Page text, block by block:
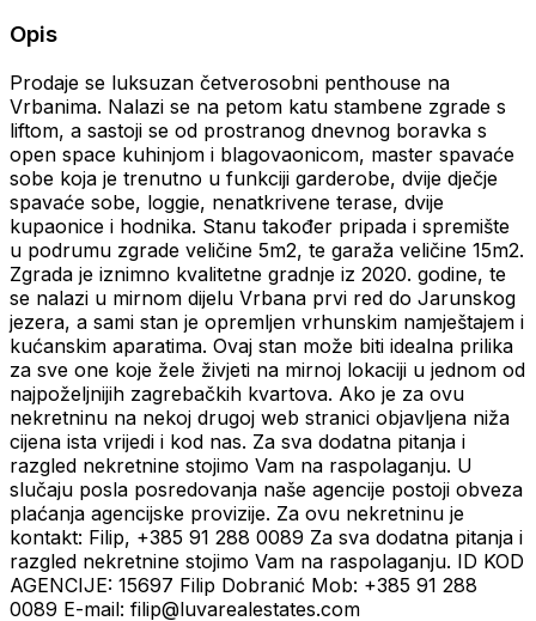
Opis
Prodaje se luksuzan četverosobni penthouse na
Vrbanima. Nalazi se na petom katu stambene zgrade s
liftom, a sastoji se od prostranog dnevnog boravka s
open space kuhinjom i blagovaonicom, master spavaće
sobe koja je trenutno u funkciji garderobe, dvije dječje
spavaće sobe, loggie, nenatkrivene terase, dvije
kupaonice i hodnika. Stanu također pripada i spremište
u podrumu zgrade veličine 5m2, te garaža veličine 15m2.
Zgrada je iznimno kvalitetne gradnje iz 2020. godine, te
se nalazi u mirnom dijelu Vrbana prvi red do Jarunskog
jezera, a sami stan je opremljen vrhunskim namještajem i
kućanskim aparatima. Ovaj stan može biti idealna prilika
za sve one koje žele živjeti na mirnoj lokaciji u jednom od
najpoželjnijih zagrebačkih kvartova. Ako je za ovu
nekretninu na nekoj drugoj web stranici objavljena niža
cijena ista vrijedi i kod nas. Za sva dodatna pitanja i
razgled nekretnine stojimo Vam na raspolaganju. U
slučaju posla posredovanja naše agencije postoji obveza
plaćanja agencijske provizije. Za ovu nekretninu je
kontakt: Filip, +385 91 288 0089 Za sva dodatna pitanja i
razgled nekretnine stojimo Vam na raspolaganju. ID KOD
AGENCIJE: 15697 Filip Dobranić Mob: +385 91 288
0089 E-mail: filip@luvarealestates.com